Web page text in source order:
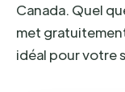
Canada. Quel
met
idéal pour votre